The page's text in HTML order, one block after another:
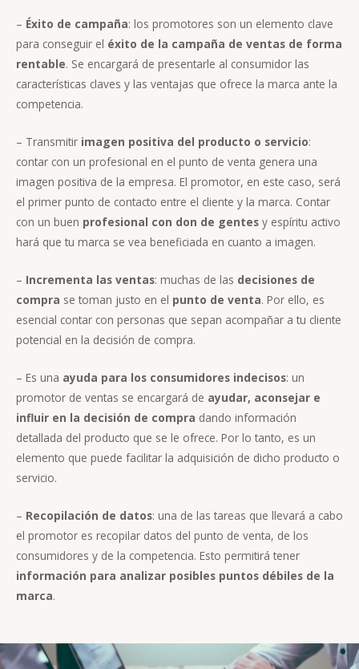
– Éxito de campaña: los promotores son un elemento clave
para conseguir el éxito de la campaña de ventas de forma
rentable. Se encargará de presentarle al consumidor las
características claves y las ventajas que ofrece la marca ante la
competencia.
– Transmitir imagen positiva del producto o servicio:
contar con un profesional en el punto de venta genera una
imagen positiva de la empresa. El promotor, en este caso, será
el primer punto de contacto entre el cliente y la marca. Contar
con un buen profesional con don de gentes y espíritu activo
hará que tu marca se vea beneficiada en cuanto a imagen.
– Incrementa las ventas: muchas de las decisiones de
compra se toman justo en el punto de venta. Por ello, es
esencial contar con personas que sepan acompañar a tu cliente
potencial en la decisión de compra.
– Es una ayuda para los consumidores indecisos: un
promotor de ventas se encargará de ayudar, aconsejar e
influir en la decisión de compra dando información
detallada del producto que se le ofrece. Por lo tanto, es un
elemento que puede facilitar la adquisición de dicho producto o
servicio.
– Recopilación de datos: una de las tareas que llevará a cabo
el promotor es recopilar datos del punto de venta, de los
consumidores y de la competencia. Esto permitirá tener
información para analizar posibles puntos débiles de la
marca.